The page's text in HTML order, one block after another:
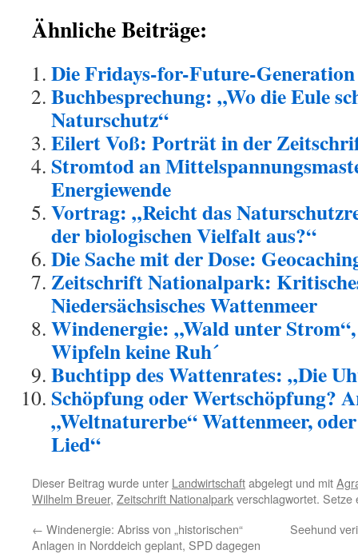
Ähnliche Beiträge:
Die Fridays-for-Future-
Buchbesprechung: „Wo die Eule
Naturschutz“
Eilert Voß: Porträt in der
Stromtod an
Energiewende
Vortrag: „Reicht das
der biologischen Vielfalt aus?“
Die Sache mit der Dose:
Zeitschrift Nationalpark:
Niedersächsisches Wattenmeer
Windenergie: „Wald unter
Wipfeln keine Ruh´
Buchtipp des Wattenrates: „Die
Schöpfung oder Wertschöpfung?
„Weltnaturerbe“ Wattenmeer,
Lied“
Dieser Beitrag wurde unter Landwirtschaftabgelegt und mit
Wilhelm Breuer, Zeitschrift Nationalparkverschlagwortet.
← Windenergie: Abriss von „historischen“
Anlagen in Norddeich geplant, SPD dagegen
Seehund